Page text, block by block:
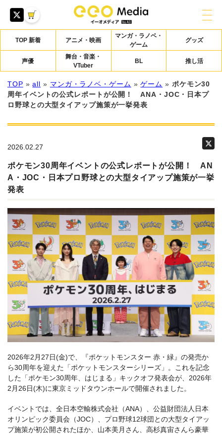
TOP 新着 アニメ・映画
マンガ・ラノベ・
ゲーム
グッズ
声優
舞台・音楽・
VTuber
BL 推し活
TOP »all » マンガ・ラノベ・ゲーム »ゲーム » ポケモン30
周年イベントの公式レポートが公開！ ANA・JOC・日本プ
ロ野球との大型タイアップ施策が一挙発表
2026.02.27
ポケモン30周年イベントの公式レポートが公開！ AN
A・JOC・日本プロ野球との大型タイアップ施策が一挙
発表
2026年2月27日(金)で、『ポケットモンスター 赤・緑』の発売か
ら30周年を迎えた「ポケットモンスターシリーズ」。これを記念
した「ポケモン30周年、はじまる」キックオフ発表会が、2026年
2月26日(木)に東京ミッドタウンホールで開催されました。
イベントでは、全日本空輸株式会社（ANA）、公益財団法人日本
オリンピック委員会（JOC）、プロ野球12球団との大型タイアッ
プ施策が初公開されたほか、山本美月さん、高杉真宙さんら豪華